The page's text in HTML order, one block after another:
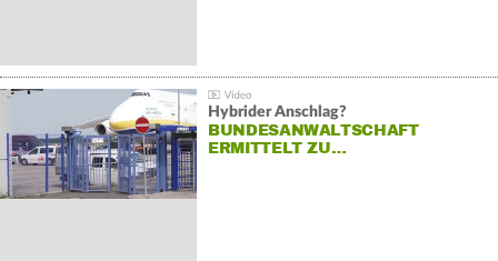
Hybrider Anschlag?
BUNDESANWALTSCHAFT
ERMITTELT ZU…